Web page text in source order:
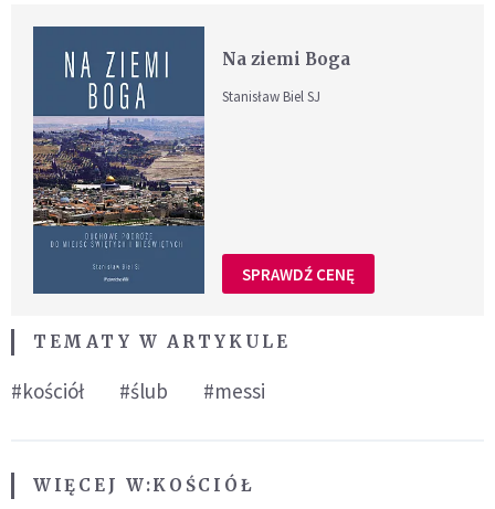
Na ziemi Boga
Stanisław Biel SJ
SPRAWDŹ CENĘ
TEMATY W ARTYKULE
#kościół #ślub #messi
WIĘCEJ W:KOŚCIÓŁ